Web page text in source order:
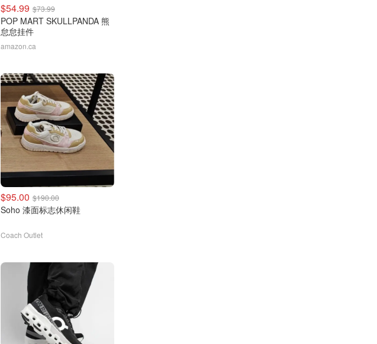
$54.99 $73.99
POP MART SKULLPANDA 熊
怠怠挂件
amazon.ca
$95.00 $190.00
Soho 漆面标志休闲鞋
Coach Outlet